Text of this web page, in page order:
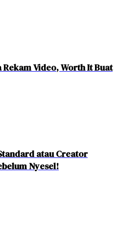
Video, Worth It Buat
atau Creator
Nyesel!